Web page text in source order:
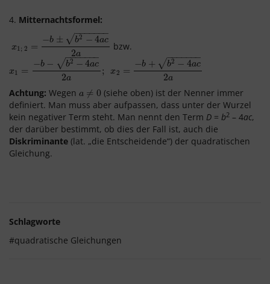
4. Mitternachtsformel:
x1; 2 =
−b ± b2 − 4ac
− −
−−−−−
√
2a
x1; 2 =− b±b2−4ac2a bzw.
x1 =
−b − b2 − 4ac
− −
−−−−−
√
2a
; x 2 =
−b + b2 − 4ac
− −
−−−−−
√
2a
x1 =− b−b2−4ac2a; x2=−b +b2 −4 ac2a
Achtung: Wegen a ≠ 0
a ≠0
(siehe oben) ist der Nenner immer
definiert. Man muss aber aufpassen, dass unter der Wurzel
kein negativer Term steht. Man nennt den Term D = b2 – 4ac,
der darüber bestimmt, ob dies der Fall ist, auch die
Diskriminante (lat. „die Entscheidende“) der quadratischen
Gleichung.
Schlagworte
#quadratische Gleichungen